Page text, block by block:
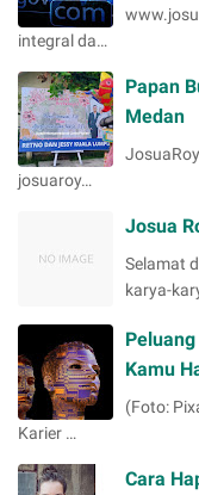
integral da…
Papan
Medan
josuaroy…
Josua
Selamat
karya-
Kamu
(Foto:
Karier …
Cara